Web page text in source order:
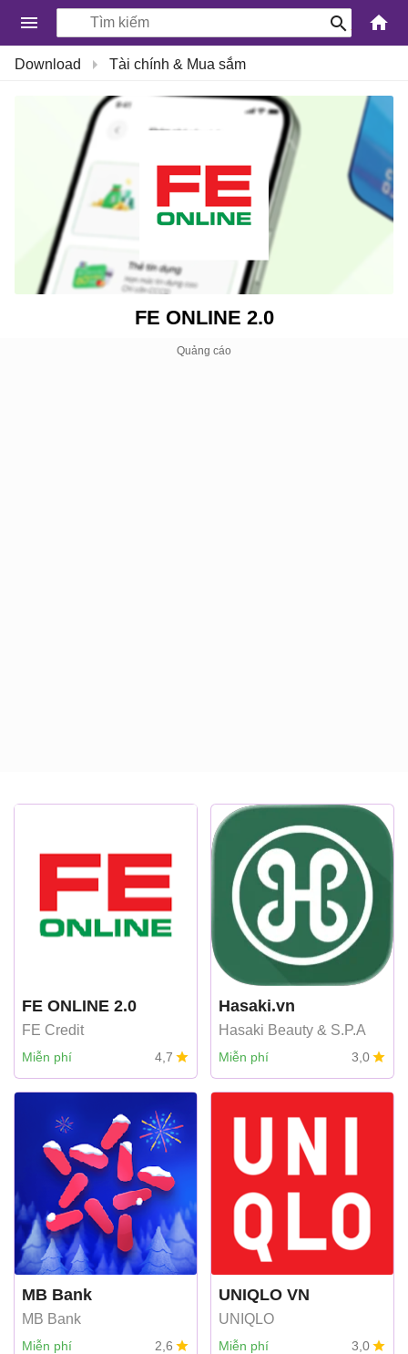
-
Thức
Công
Nghệ
Khoa
Học
Download Tài chính & Mua sắm
FE ONLINE 2.0
FE ONLINE 2.0
FE Credit
Miễn phí 4,7
Hasaki.vn
Hasaki Beauty & S.P.A
Miễn phí 3,0
MB Bank
MB Bank
Miễn phí 2,6
UNIQLO VN
UNIQLO
Miễn phí 3,0